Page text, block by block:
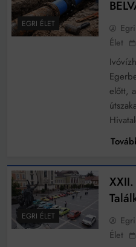
EGRI ÉLET
Egri
Élet
előtt,
EGRI ÉLET
Egri
Élet